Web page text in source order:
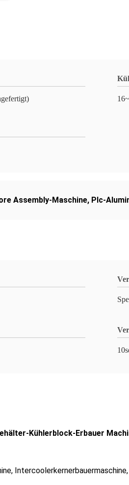
Assembly-Maschine, Plc-
Kühlerblock-Erbauer